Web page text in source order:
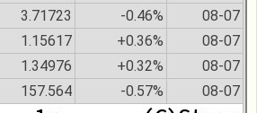
3.71723 -0.46% 08-07
1.15617 +0.36% 08-07
1.34976 +0.32% 08-07
157.564 -0.57% 08-07